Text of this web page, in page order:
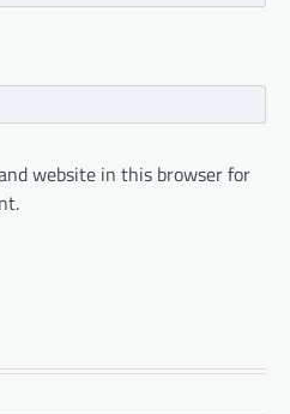
website in this browser for